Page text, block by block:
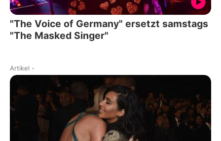
"The Voice of Germany" ersetzt samstags
"The Masked Singer"
Artikel -